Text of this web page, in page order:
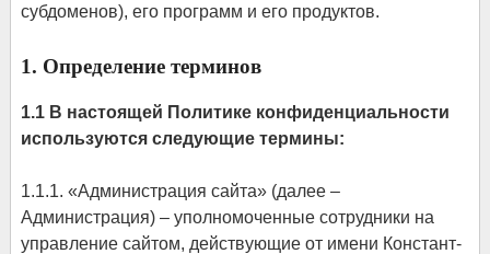
субдоменов), его программ и его продуктов.
1. Определение терминов
1.1 В настоящей Политике конфиденциальности
используются следующие термины:
1.1.1. «Администрация сайта» (далее –
Администрация) – уполномоченные сотрудники на
управление сайтом, действующие от имени Констант-